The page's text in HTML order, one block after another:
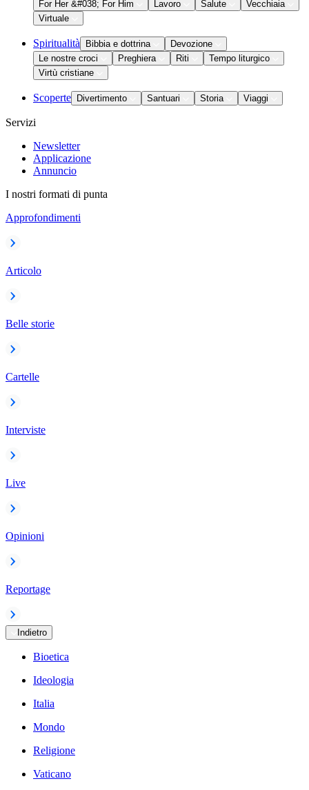
For Her &#038; For Him
Lavoro Salute
Vecchiaia
Virtuale
Spiritualità Bibbia e dottrina
Devozione
Le nostre croci
Preghiera Riti
Tempo liturgico
Virtù cristiane
Scoperte Divertimento Santuari Storia Viaggi
Servizi
Newsletter
Applicazione
Annuncio
I nostri formati di punta
Approfondimenti
Articolo
Belle storie
Cartelle
Interviste
Live
Opinioni
Reportage
Indietro
Bioetica
Ideologia
Italia
Mondo
Religione
Vaticano